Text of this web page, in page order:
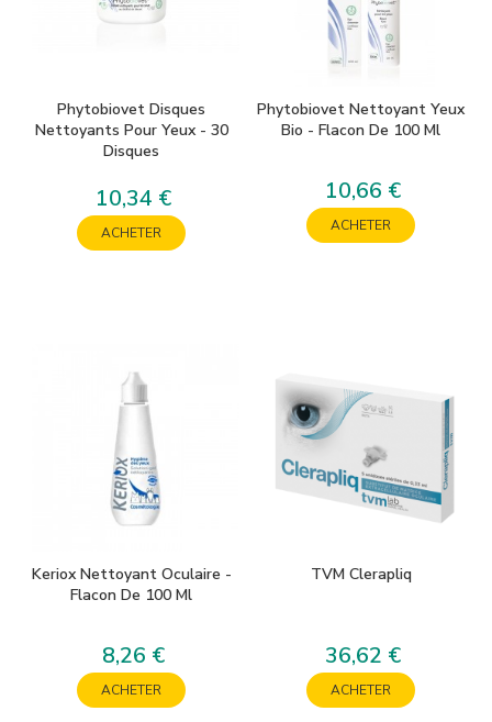
Phytobiovet Disques
Nettoyants Pour Yeux - 30
Disques
Prix
10,34 €
ACHETER
Phytobiovet Nettoyant Yeux
Bio - Flacon De 100 Ml
Prix
10,66 €
ACHETER
Keriox Nettoyant Oculaire -
Flacon De 100 Ml
Prix
8,26 €
ACHETER
TVM Clerapliq
Prix
36,62 €
ACHETER